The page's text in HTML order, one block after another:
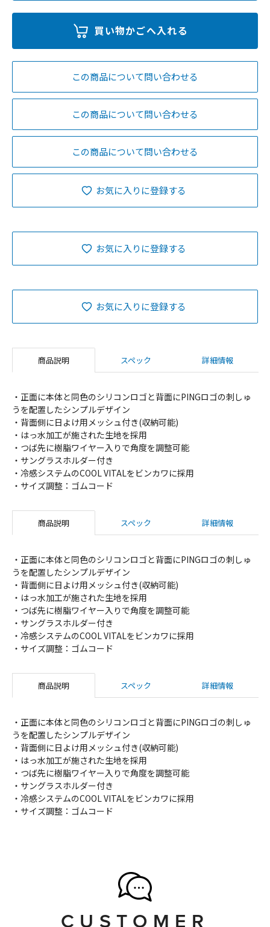
この商品について問い合わせる
この商品について問い合わせる
この商品について問い合わせる
お気に入りに登録する
お気に入りに登録する
お気に入りに登録する
商品説明 スペック 詳細情報
・正面に本体と同色のシリコンロゴと背面にPINGロゴの刺しゅ
うを配置したシンプルデザイン
・背面側に日よけ用メッシュ付き(収納可能)
・はっ水加工が施された生地を採用
・つば先に樹脂ワイヤー入りで角度を調整可能
・サングラスホルダー付き
・冷感システムのCOOL VITALをビンカワに採用
・サイズ調整：ゴムコード
商品説明 スペック 詳細情報
・正面に本体と同色のシリコンロゴと背面にPINGロゴの刺しゅ
うを配置したシンプルデザイン
・背面側に日よけ用メッシュ付き(収納可能)
・はっ水加工が施された生地を採用
・つば先に樹脂ワイヤー入りで角度を調整可能
・サングラスホルダー付き
・冷感システムのCOOL VITALをビンカワに採用
・サイズ調整：ゴムコード
商品説明 スペック 詳細情報
・正面に本体と同色のシリコンロゴと背面にPINGロゴの刺しゅ
うを配置したシンプルデザイン
・背面側に日よけ用メッシュ付き(収納可能)
・はっ水加工が施された生地を採用
・つば先に樹脂ワイヤー入りで角度を調整可能
・サングラスホルダー付き
・冷感システムのCOOL VITALをビンカワに採用
・サイズ調整：ゴムコード
CUSTOMER